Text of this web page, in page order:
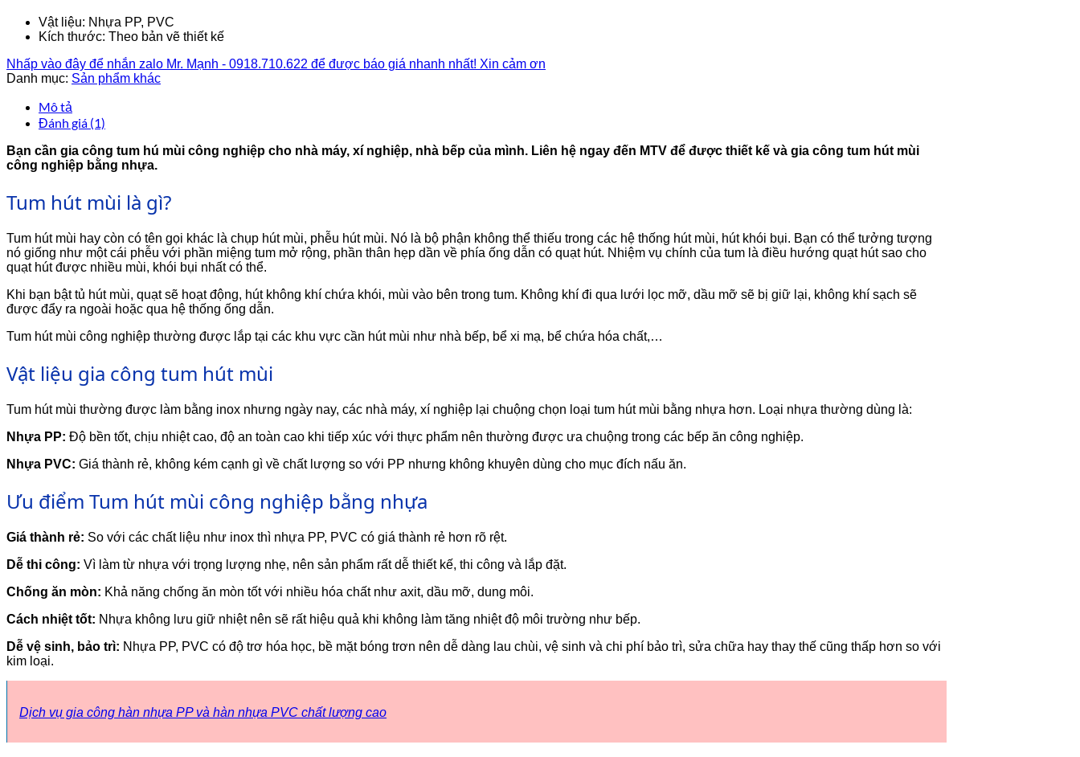
Vật liệu: Nhựa PP, PVC
Kích thước: Theo bản vẽ thiết kế
Nhấp vào đây để nhắn zalo Mr. Mạnh - 0918.710.622 để được báo giá nhanh nhất! Xin cảm ơn
Danh mục: Sản phẩm khác
Mô tả
Đánh giá (1)
Bạn cần gia công tum hú mùi công nghiệp cho nhà máy, xí nghiệp, nhà bếp của mình. Liên hệ ngay đến MTV để được thiết kế và gia công tum hút mùi
công nghiệp bằng nhựa.
Tum hút mùi là gì?
Tum hút mùi hay còn có tên gọi khác là chụp hút mùi, phễu hút mùi. Nó là bộ phận không thể thiếu trong các hệ thống hút mùi, hút khói bụi. Bạn có thể tưởng tượng
nó giống như một cái phễu với phần miệng tum mở rộng, phần thân hẹp dần về phía ống dẫn có quạt hút. Nhiệm vụ chính của tum là điều hướng quạt hút sao cho
quạt hút được nhiều mùi, khói bụi nhất có thể.
Khi bạn bật tủ hút mùi, quạt sẽ hoạt động, hút không khí chứa khói, mùi vào bên trong tum. Không khí đi qua lưới lọc mỡ, dầu mỡ sẽ bị giữ lại, không khí sạch sẽ
được đẩy ra ngoài hoặc qua hệ thống ống dẫn.
Tum hút mùi công nghiệp thường được lắp tại các khu vực cần hút mùi như nhà bếp, bể xi mạ, bể chứa hóa chất,…
Vật liệu gia công tum hút mùi
Tum hút mùi thường được làm bằng inox nhưng ngày nay, các nhà máy, xí nghiệp lại chuộng chọn loại tum hút mùi bằng nhựa hơn. Loại nhựa thường dùng là:
Nhựa PP: Độ bền tốt, chịu nhiệt cao, độ an toàn cao khi tiếp xúc với thực phẩm nên thường được ưa chuộng trong các bếp ăn công nghiệp.
Nhựa PVC: Giá thành rẻ, không kém cạnh gì về chất lượng so với PP nhưng không khuyên dùng cho mục đích nấu ăn.
Ưu điểm Tum hút mùi công nghiệp bằng nhựa
Giá thành rẻ: So với các chất liệu như inox thì nhựa PP, PVC có giá thành rẻ hơn rõ rệt.
Dễ thi công: Vì làm từ nhựa với trọng lượng nhẹ, nên sản phẩm rất dễ thiết kế, thi công và lắp đặt.
Chống ăn mòn: Khả năng chống ăn mòn tốt với nhiều hóa chất như axit, dầu mỡ, dung môi.
Cách nhiệt tốt: Nhựa không lưu giữ nhiệt nên sẽ rất hiệu quả khi không làm tăng nhiệt độ môi trường như bếp.
Dễ vệ sinh, bảo trì: Nhựa PP, PVC có độ trơ hóa học, bề mặt bóng trơn nên dễ dàng lau chùi, vệ sinh và chi phí bảo trì, sửa chữa hay thay thế cũng thấp hơn so với
kim loại.
Dịch vụ gia công hàn nhựa PP và hàn nhựa PVC chất lượng cao